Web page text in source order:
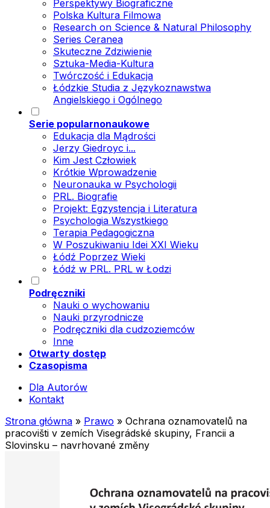
Perspektywy Biograficzne
Polska Kultura Filmowa
Research on Science & Natural Philosophy
Series Ceranea
Skuteczne Zdziwienie
Sztuka-Media-Kultura
Twórczość i Edukacja
Łódzkie Studia z Językoznawstwa
Angielskiego i Ogólnego
Serie popularnonaukowe
Edukacja dla Mądrości
Jerzy Giedroyc i...
Kim Jest Człowiek
Krótkie Wprowadzenie
Neuronauka w Psychologii
PRL. Biografie
Projekt: Egzystencja i Literatura
Psychologia Wszystkiego
Terapia Pedagogiczna
W Poszukiwaniu Idei XXI Wieku
Łódź Poprzez Wieki
Łódź w PRL. PRL w Łodzi
Podręczniki
Nauki o wychowaniu
Nauki przyrodnicze
Podręczniki dla cudzoziemców
Inne
Otwarty dostęp
Czasopisma
Dla Autorów
Kontakt
Strona główna » Prawo » Ochrana oznamovatelů na
pracovišti v zemích Visegrádské skupiny, Francii a
Slovinsku – navrhované zmĕny